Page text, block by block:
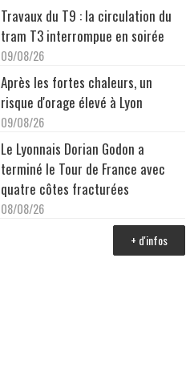
Travaux du T9 : la circulation du
tram T3 interrompue en soirée
09/08/26
Après les fortes chaleurs, un
risque d'orage élevé à Lyon
09/08/26
Le Lyonnais Dorian Godon a
terminé le Tour de France avec
quatre côtes fracturées
08/08/26
+ d'infos